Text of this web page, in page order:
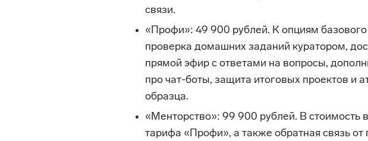
связи.
«Профи»: 49 900 рублей. К опциям
проверка домашних заданий куратором,
прямой эфир с ответами на вопросы,
про чат-боты, защита итоговых проектов и
образца.
«Менторство»: 99 900 рублей. В стоимость
тарифа «Профи», а также обратная связь от